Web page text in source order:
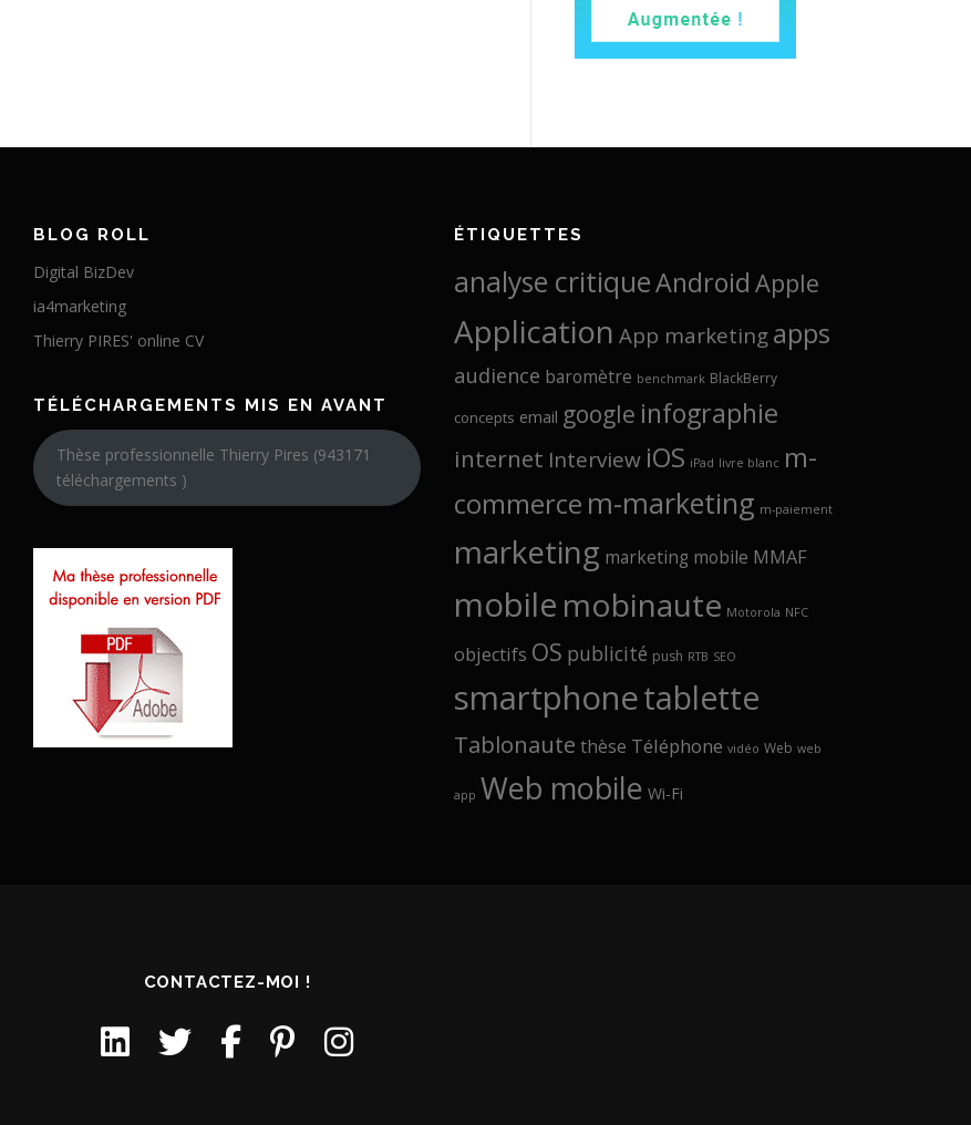
BLOG ROLL
Digital BizDev
ia4marketing
Thierry PIRES' online CV
TÉLÉCHARGEMENTS MIS EN AVANT
Thèse professionnelle Thierry Pires (943171
téléchargements )
ÉTIQUETTES
analyse critiqueAndroid Apple
Application App marketing apps
audience baromètre benchmark BlackBerry
concepts email google infographie
internet Interview iOS iPad livre blanc m-
commerce m-marketing m-paiement
marketing marketing mobile MMAF
mobile mobinaute Motorola NFC
objectifs OS publicité push RTB SEO
smartphonetablette
Tablonaute thèse Téléphone vidéo Web web
app Web mobile Wi-Fi
CONTACTEZ-MOI !